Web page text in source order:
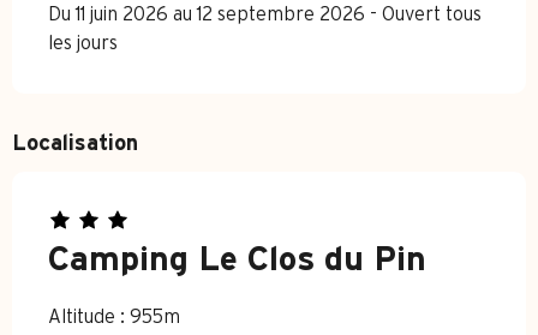
Du 11 juin 2026 au 12 septembre 2026 - Ouvert tous
les jours
Localisation
Camping Le Clos du Pin
Altitude : 955m